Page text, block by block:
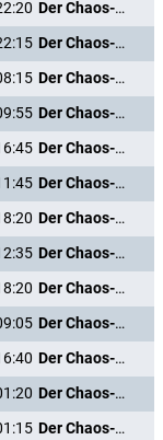
Der Chaos-Dad
Der Chaos-Dad
Der Chaos-Dad
Der Chaos-Dad
Der Chaos-Dad
Der Chaos-Dad
Der Chaos-Dad
Der Chaos-Dad
Der Chaos-Dad
Der Chaos-Dad
Der Chaos-Dad
Der Chaos-Dad
Der Chaos-Dad